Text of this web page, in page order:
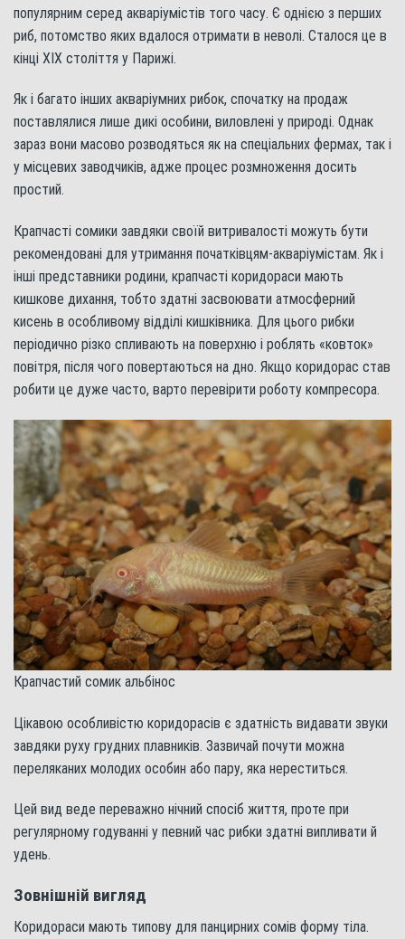
популярним серед акваріумістів того часу. Є однією з перших
риб, потомство яких вдалося отримати в неволі. Сталося це в
кінці XIX століття у Парижі.
Як і багато інших акваріумних рибок, спочатку на продаж
поставлялися лише дикі особини, виловлені у природі. Однак
зараз вони масово розводяться як на спеціальних фермах, так і
у місцевих заводчиків, адже процес розмноження досить
простий.
Крапчасті сомики завдяки своїй витривалості можуть бути
рекомендовані для утримання початківцям-акваріумістам. Як і
інші представники родини, крапчасті коридораси мають
кишкове дихання, тобто здатні засвоювати атмосферний
кисень в особливому відділі кишківника. Для цього рибки
періодично різко спливають на поверхню і роблять «ковток»
повітря, після чого повертаються на дно. Якщо коридорас став
робити це дуже часто, варто перевірити роботу компресора.
Крапчастий сомик альбінос
Цікавою особливістю коридорасів є здатність видавати звуки
завдяки руху грудних плавників. Зазвичай почути можна
переляканих молодих особин або пару, яка нереститься.
Цей вид веде переважно нічний спосіб життя, проте при
регулярному годуванні у певний час рибки здатні випливати й
удень.
Зовнішній вигляд
Коридораси мають типову для панцирних сомів форму тіла.